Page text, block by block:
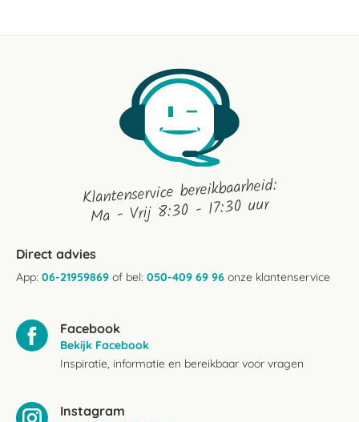
Klantenservice bereikbaarheid:
Ma - Vrij 8:30 - 17:30 uur
Direct advies
App: 06-21959869 of bel: 050-409 69 96 onze klantenservice
Facebook
Bekijk Facebook
Inspiratie, informatie en bereikbaar voor vragen
Instagram